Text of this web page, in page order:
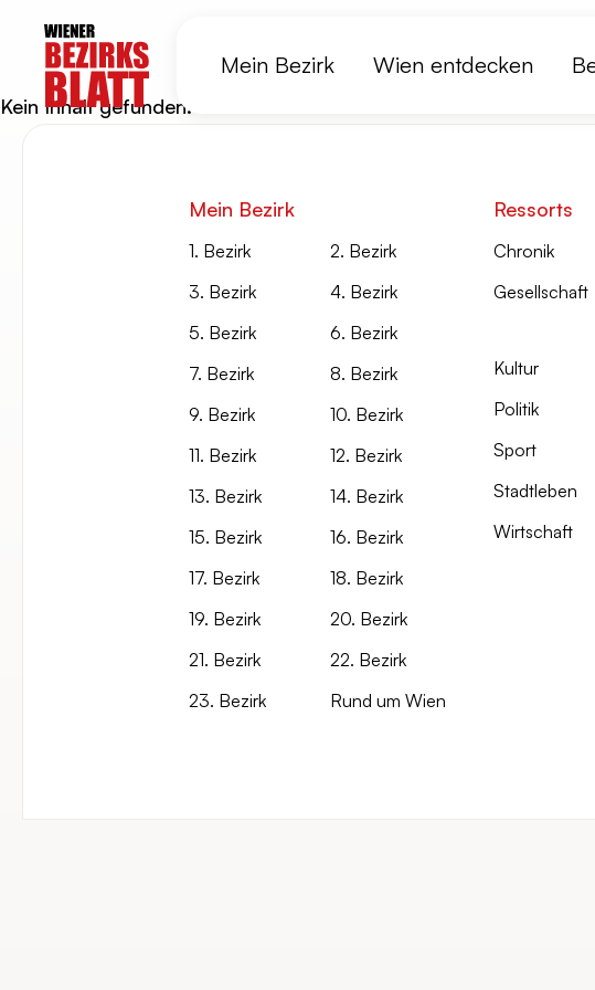
Mein Bezirk Wien entdecken
Kein Inhalt gefunden.
Mein Bezirk
1. Bezirk
2. Bezirk
3. Bezirk
4. Bezirk
5. Bezirk
6. Bezirk
7. Bezirk
8. Bezirk
9. Bezirk
10. Bezirk
11. Bezirk
12. Bezirk
13. Bezirk
14. Bezirk
15. Bezirk
16. Bezirk
17. Bezirk
18. Bezirk
19. Bezirk
20. Bezirk
21. Bezirk
22. Bezirk
23. Bezirk
Rund um Wien
Ressorts
Chronik
Gesellschaft
Kultur
Politik
Sport
Stadtleben
Wirtschaft